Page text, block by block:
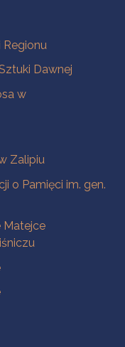
Regionu
Dawnej
w
Zalipiu
o Pamięci im. gen.
Matejce